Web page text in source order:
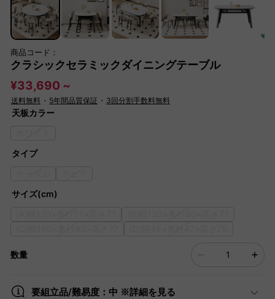
商品コード：
クラシックセラミックダイニングテーブル
¥33,690 ~
送料無料 ・ 5年間品質保証 ・ 3回分割手数料無料
天板カラー
タイプ
サイズ(cm)
数量
要組立品/難易度：中 ※詳細を見る